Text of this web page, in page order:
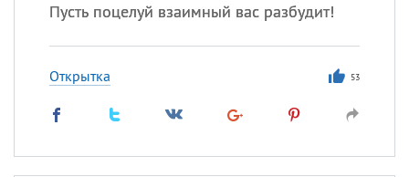
Пусть поцелуй взаимный вас разбудит!
Открытка 53